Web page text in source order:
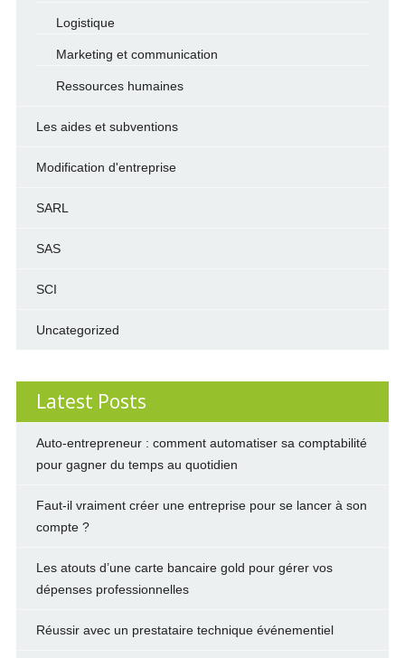
Logistique
Marketing et communication
Ressources humaines
Les aides et subventions
Modification d'entreprise
SARL
SAS
SCI
Uncategorized
Latest Posts
Auto-entrepreneur : comment automatiser sa comptabilité
pour gagner du temps au quotidien
Faut-il vraiment créer une entreprise pour se lancer à son
compte ?
Les atouts d’une carte bancaire gold pour gérer vos
dépenses professionnelles
Réussir avec un prestataire technique événementiel